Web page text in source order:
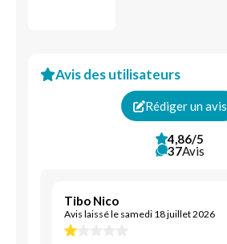
Avis des utilisateurs
Rédiger un avis
4,86/5
37Avis
Tibo Nico
Avis laissé le samedi 18 juillet 2026